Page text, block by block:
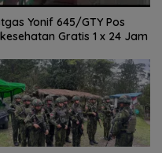
Yonif 645/GTY Pos
Gratis 1 x 24 Jam